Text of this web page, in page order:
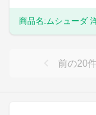
商品名: ムシューダ
前の20